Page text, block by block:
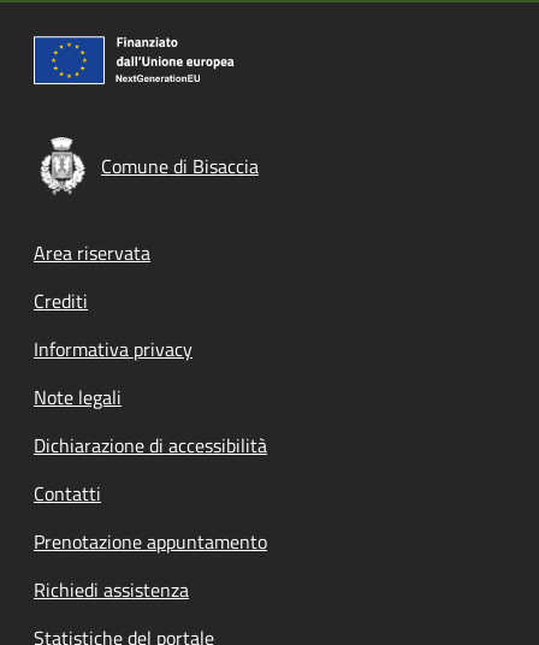
Comune di Bisaccia
Footer menu
Area riservata
Crediti
Informativa privacy
Note legali
Dichiarazione di accessibilità
Contatti
Prenotazione appuntamento
Richiedi assistenza
Statistiche del portale